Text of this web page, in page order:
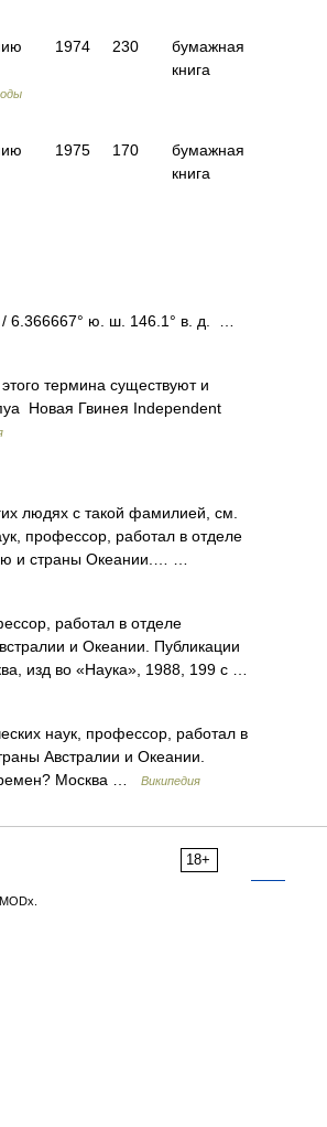
1974 230
бумажная
книга
1975 170
бумажная
книга
/ 6.366667° ю. ш. 146.1° в. д. …
термина существуют и
Новая Гвинея Independent
людях с такой фамилией, см.
профессор, работал в отделе
и страны Океании.… …
работал в отделе
и Океании. Публикации
изд во «Наука», 1988, 199 с …
наук, профессор, работал в
Австралии и Океании.
Москва …
Википедия
18+